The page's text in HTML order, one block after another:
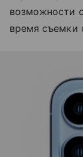
возможности
время съемки